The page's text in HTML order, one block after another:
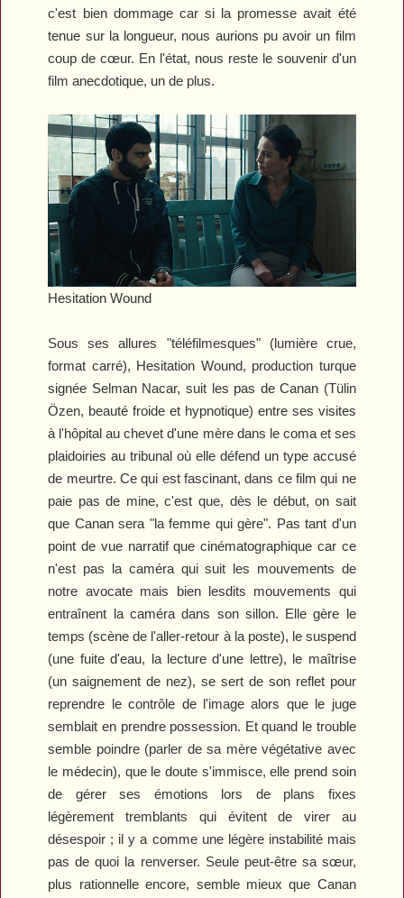
c'est bien dommage car si la promesse avait été
tenue sur la longueur, nous aurions pu avoir un film
coup de cœur. En l'état, nous reste le souvenir d'un
film anecdotique, un de plus.
Hesitation Wound
Sous ses allures "téléfilmesques" (lumière crue,
format carré), Hesitation Wound, production turque
signée Selman Nacar, suit les pas de Canan (Tülin
Özen, beauté froide et hypnotique) entre ses visites
à l'hôpital au chevet d'une mère dans le coma et ses
plaidoiries au tribunal où elle défend un type accusé
de meurtre. Ce qui est fascinant, dans ce film qui ne
paie pas de mine, c'est que, dès le début, on sait
que Canan sera "la femme qui gère". Pas tant d'un
point de vue narratif que cinématographique car ce
n'est pas la caméra qui suit les mouvements de
notre avocate mais bien lesdits mouvements qui
entraînent la caméra dans son sillon. Elle gère le
temps (scène de l'aller-retour à la poste), le suspend
(une fuite d'eau, la lecture d'une lettre), le maîtrise
(un saignement de nez), se sert de son reflet pour
reprendre le contrôle de l'image alors que le juge
semblait en prendre possession. Et quand le trouble
semble poindre (parler de sa mère végétative avec
le médecin), que le doute s'immisce, elle prend soin
de gérer ses émotions lors de plans fixes
légèrement tremblants qui évitent de virer au
désespoir ; il y a comme une légère instabilité mais
pas de quoi la renverser. Seule peut-être sa sœur,
plus rationnelle encore, semble mieux que Canan